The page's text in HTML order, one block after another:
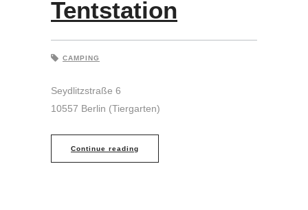
Tentstation
CAMPING
Seydlitzstraße 6
10557 Berlin (Tiergarten)
Continue reading